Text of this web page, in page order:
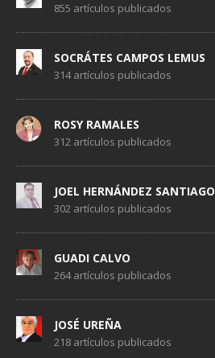
855 artículos publicados
SOCRÁTES CAMPOS LEMUS
314 artículos publicados
ROSY RAMALES
312 artículos publicados
JOEL HERNÁNDEZ SANTIAGO
302 artículos publicados
GUADI CALVO
264 artículos publicados
JOSÉ UREÑA
218 artículos publicados